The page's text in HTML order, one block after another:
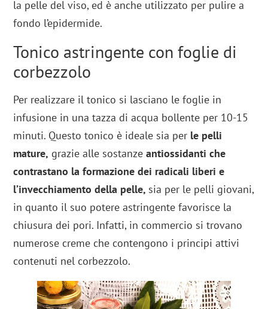
la pelle del viso, ed è anche utilizzato per pulire a
fondo l’epidermide.
Tonico astringente con foglie di
corbezzolo
Per realizzare il tonico si lasciano le foglie in
infusione in una tazza di acqua bollente per 10-15
minuti. Questo tonico è ideale sia per le pelli
mature, grazie alle sostanzeantiossidanti che
contrastano la formazione dei radicali liberi e
l’invecchiamento della pelle, sia per le pelli giovani,
in quanto il suo potere astringente favorisce la
chiusura dei pori. Infatti, in commercio si trovano
numerose creme che contengono i principi attivi
contenuti nel corbezzolo.